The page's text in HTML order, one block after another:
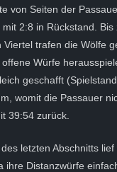
von Seiten der
2:8 in Rückstand.
Viertel trafen die Wölfe
Würfe
geschafft
womit die Passauer
39:54 zurück.
letzten Abschnitts
ihre Distanzwürfe